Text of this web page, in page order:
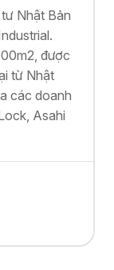
Nhật Bản
được
từ Nhật
các doanh
Asahi